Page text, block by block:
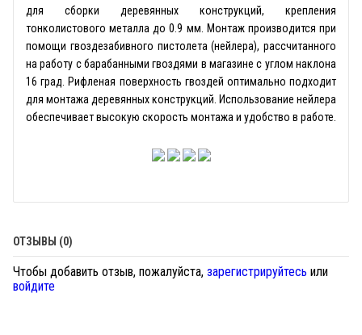
для сборки деревянных конструкций, крепления
тонколистового металла до 0.9 мм. Монтаж производится при
помощи гвоздезабивного пистолета (нейлера), рассчитанного
на работу с барабанными гвоздями в магазине с углом наклона
16 град. Рифленая поверхность гвоздей оптимально подходит
для монтажа деревянных конструкций. Использование нейлера
обеспечивает высокую скорость монтажа и удобство в работе.
ОТЗЫВЫ (0)
Чтобы добавить отзыв, пожалуйста, зарегистрируйтесь или
войдите